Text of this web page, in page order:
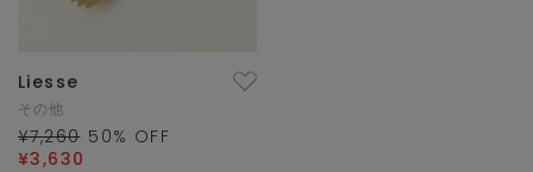
Liesse
その他
¥7,260 50% OFF
¥3,630